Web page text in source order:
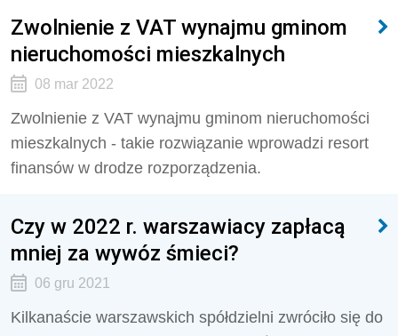
Zwolnienie z VAT wynajmu gminom
nieruchomości mieszkalnych
08 mar 2022
Zwolnienie z VAT wynajmu gminom nieruchomości
mieszkalnych - takie rozwiązanie wprowadzi resort
finansów w drodze rozporządzenia.
Czy w 2022 r. warszawiacy zapłacą
mniej za wywóz śmieci?
06 gru 2021
Kilkanaście warszawskich spółdzielni zwróciło się do